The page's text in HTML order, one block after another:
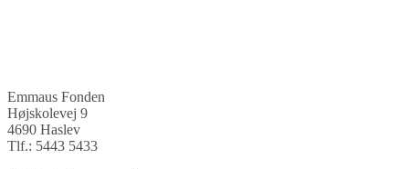
Emmaus Fonden
Højskolevej 9
4690 Haslev
Tlf.: 5443 5433